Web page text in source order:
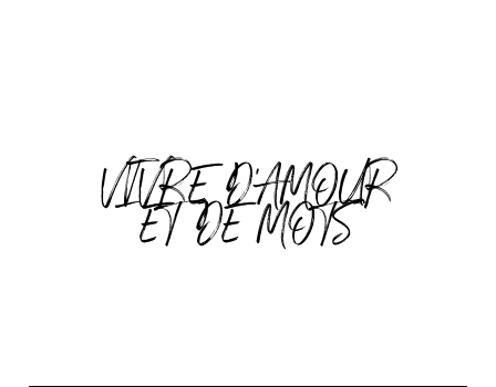
VIVRE D'AMOUR
ET DE MOTS